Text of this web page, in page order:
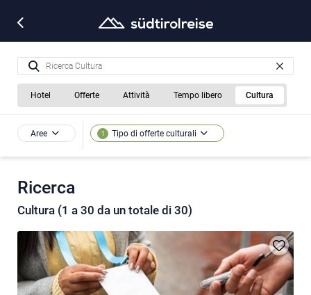
Hotel Offerte Attività Tempo libero Cultura
Aree 1 Tipo di offerte culturali
Ricerca
Cultura (1 a 30 da un totale di 30)